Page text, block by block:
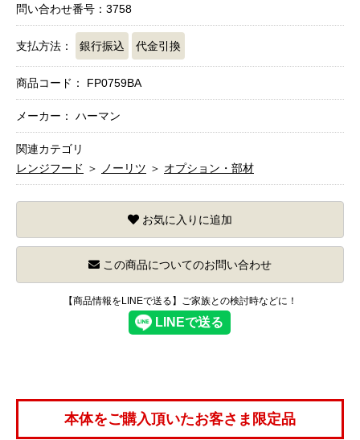
問い合わせ番号：3758
支払方法： 銀行振込 代金引換
商品コード： FP0759BA
メーカー： ハーマン
関連カテゴリ
レンジフード ＞ ノーリツ ＞ オプション・部材
お気に入りに追加
この商品についてのお問い合わせ
【商品情報をLINEで送る】ご家族との検討時などに！
本体をご購入頂いたお客さま限定品